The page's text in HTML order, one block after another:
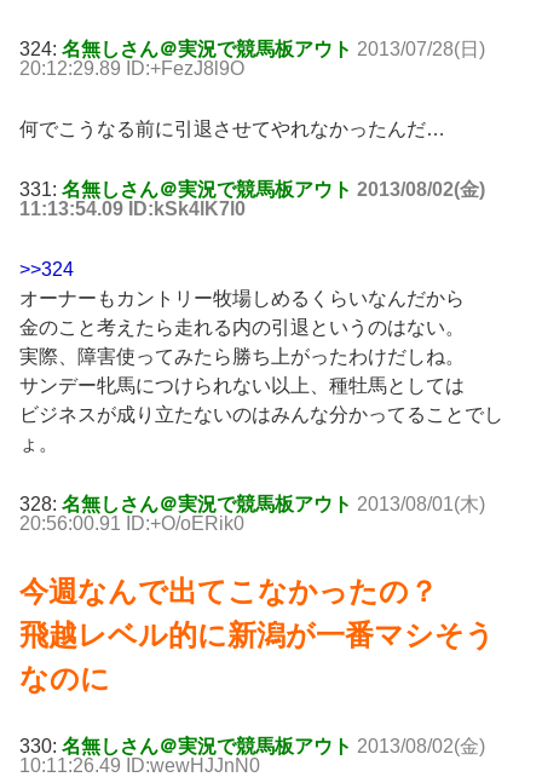
324: 名無しさん＠実況で競馬板アウト 2013/07/28(日)
20:12:29.89 ID:+FezJ8l9O
何でこうなる前に引退させてやれなかったんだ…
331: 名無しさん＠実況で競馬板アウト 2013/08/02(金)
11:13:54.09 ID:kSk4lK7l0
>>324
オーナーもカントリー牧場しめるくらいなんだから
金のこと考えたら走れる内の引退というのはない。
実際、障害使ってみたら勝ち上がったわけだしね。
サンデー牝馬につけられない以上、種牡馬としては
ビジネスが成り立たないのはみんな分かってることでし
ょ。
328: 名無しさん＠実況で競馬板アウト 2013/08/01(木)
20:56:00.91 ID:+O/oERik0
今週なんで出てこなかったの？
飛越レベル的に新潟が一番マシそう
なのに
330: 名無しさん＠実況で競馬板アウト 2013/08/02(金)
10:11:26.49 ID:wewHJJnN0